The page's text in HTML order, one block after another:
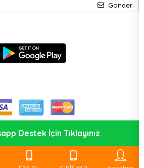
Gönder
Destek İçin Tıklayınız